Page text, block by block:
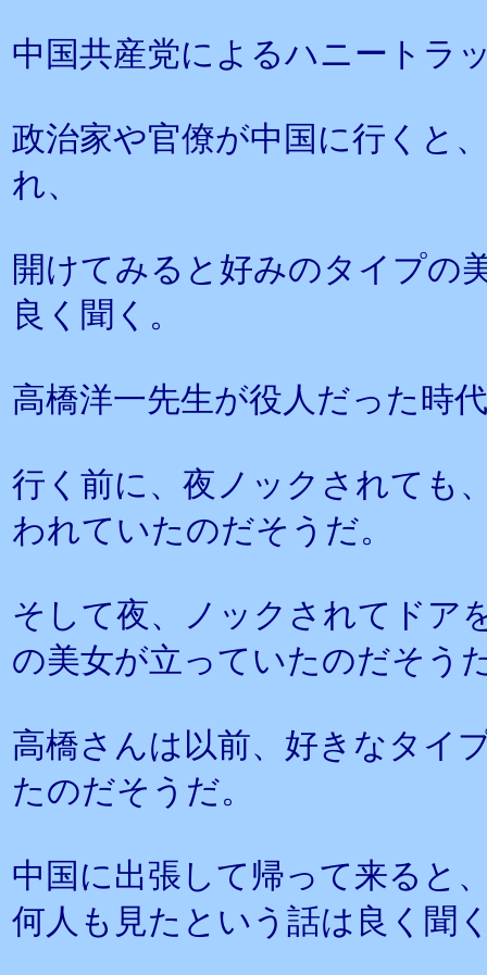
中国共産党によるハニートラ
政治家や官僚が中国に行くと
れ、
開けてみると好みのタイプの
良く聞く。
高橋洋一先生が役人だった時
行く前に、夜ノックされても
われていたのだそうだ。
そして夜、ノックされてドア
の美女が立っていたのだそう
高橋さんは以前、好きなタイ
たのだそうだ。
中国に出張して帰って来ると
何人も見たという話は良く聞